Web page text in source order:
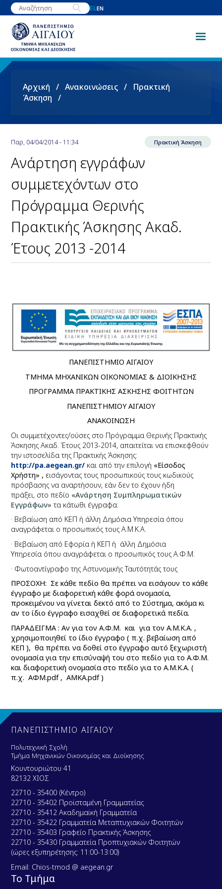
Παράκαμψη
προς
κυρίως
περιεχόμενο
ELEN
Breadcrumb
Αρχική Ανακοινώσεις
Πρακτική
Άσκηση
Παρ, 04/04/2014 - 11:34 Πρακτική Άσκηση
Ανάρτηση εγγράφων
συμμετεχόντων στο
Πρόγραμμα Θερινής
Πρακτικής Άσκησης Ακαδ.
Έτους 2013 -2014
ΠΑΝΕΠΙΣΤΗΜΙΟ ΑΙΓΑΙΟΥ
ΤΜΗΜΑ ΜΗΧΑΝΙΚΩΝ ΟΙΚΟΝΟΜΙΑΣ & ΔΙΟΙΚΗΣΗΣ
ΠΡΟΓΡΑΜΜΑ ΠΡΑΚΤΙΚΗΣ ΑΣΚΗΣΗΣ ΦΟΙΤΗΤΩΝ
ΠΑΝΕΠΙΣΤΗΜΙΟΥ ΑΙΓΑΙΟΥ
ΑΝΑΚΟΙΝΩΣΗ
Οι συμμετέχοντες/ούσες στο Πρόγραμμα Θερινής Πρακτικής
Άσκησης Ακαδ. Έτους 2013-2014, απαιτείται να επισκεφθούν
την ιστοσελίδα της Πρακτικής Άσκησης:
http://pa.aegean.gr/ και από την επιλογή «Είσοδος
Χρήστη» , εισάγοντας τους προσωπικούς τους κωδικούς
πρόσβασης να αναρτήσουν, εάν δεν το έχουν ήδη
πράξει, στο πεδίο «Ανάρτηση Συμπληρωματικών
Εγγράφων» τα κάτωθι έγγραφα:
· Βεβαίωση από ΚΕΠ ή άλλη Δημόσια Υπηρεσία όπου
αναγράφεται ο προσωπικός τους Α.Μ.Κ.Α.
· Βεβαίωση από Εφορία ή ΚΕΠ ή άλλη Δημόσια
Υπηρεσία όπου αναγράφεται ο προσωπικός τους Α.Φ.Μ.
· Φωτοαντίγραφο της Αστυνομικής Ταυτότητάς τους
ΠΡΟΣΟΧΗ: Σε κάθε πεδίο θα πρέπει να εισάγουν το κάθε
έγγραφο με διαφορετική κάθε φορά ονομασία,
προκειμένου να γίνεται δεκτό από το Σύστημα, ακόμα κι
αν το ίδιο έγγραφο εισαχθεί σε διαφορετικά πεδία.
ΠΑΡΑΔΕΙΓΜΑ : Αν για τον Α.Φ.Μ. και για τον Α.Μ.Κ.Α. ,
χρησιμοποιηθεί το ίδιο έγγραφο ( π.χ. βεβαίωση από
ΚΕΠ ), θα πρέπει να δοθεί στο έγγραφο αυτό ξεχωριστή
ονομασία για την επισύναψή του στο πεδίο για το Α.Φ.Μ.
και διαφορετική ονομασία στο πεδίο για το Α.Μ.Κ.Α. (
π.χ. ΑΦΜ.pdf, ΑΜΚΑ.pdf)
ΠΑΝΕΠΙΣΤΗΜΙΟ ΑΙΓΑΙΟΥ
Πολυτεχνική Σχολή
Τμήμα Μηχανικών Οικονομίας και Διοίκησης
Κουντουριώτου 41
82132 ΧΙΟΣ
22710 - 35400 (Κέντρο)
22710 - 35402 Προϊσταμένη Γραμματείας
22710 - 35412 Ακαδημαϊκή Γραμματεία
22710 - 35422 Γραμματεία Μεταπτυχιακών Φοιτητών
22710 - 35403 Γραφείο Πρακτικής Άσκησης
22710 - 35430 Γραμματεία Προπτυχιακών Φοιτητών
(ώρες εξυπηρέτησης: 11:00-13:00)
Email: Chios-tmod @ aegean.gr
Το Τμήμα